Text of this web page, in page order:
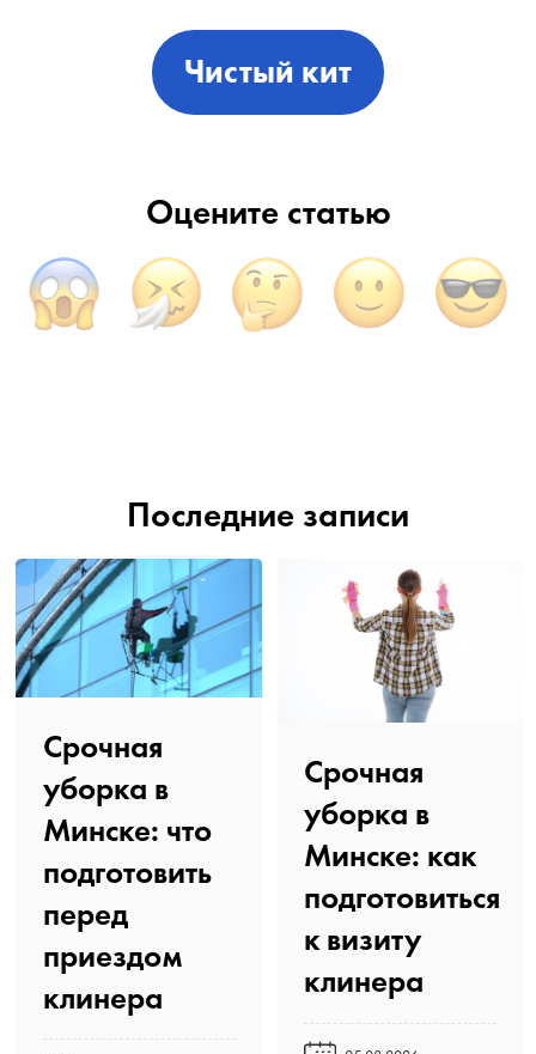
Чистый кит
Оцените статью
Последние записи
Срочная
уборка в
Минске: что
подготовить
перед
приездом
клинера️
Срочная
уборка в
Минске: как
подготовиться
к визиту
клинера️